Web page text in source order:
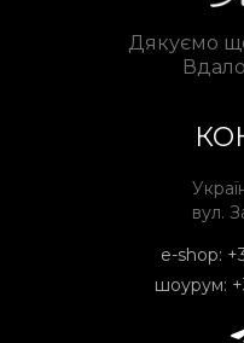
Дякуємо
вул.
e-shop:
шоурум: